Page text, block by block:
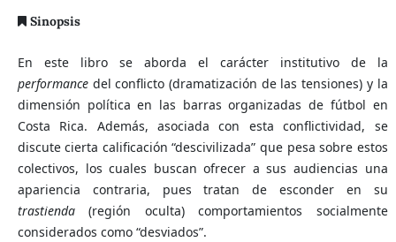
Sinopsis
En este libro se aborda el carácter institutivo de la
performancedel conflicto (dramatización de las tensiones) y la
dimensión política en las barras organizadas de fútbol en
Costa Rica. Además, asociada con esta conflictividad, se
discute cierta calificación “descivilizada” que pesa sobre estos
colectivos, los cuales buscan ofrecer a sus audiencias una
apariencia contraria, pues tratan de esconder en su
trastienda(región oculta) comportamientos socialmente
considerados como “desviados”.